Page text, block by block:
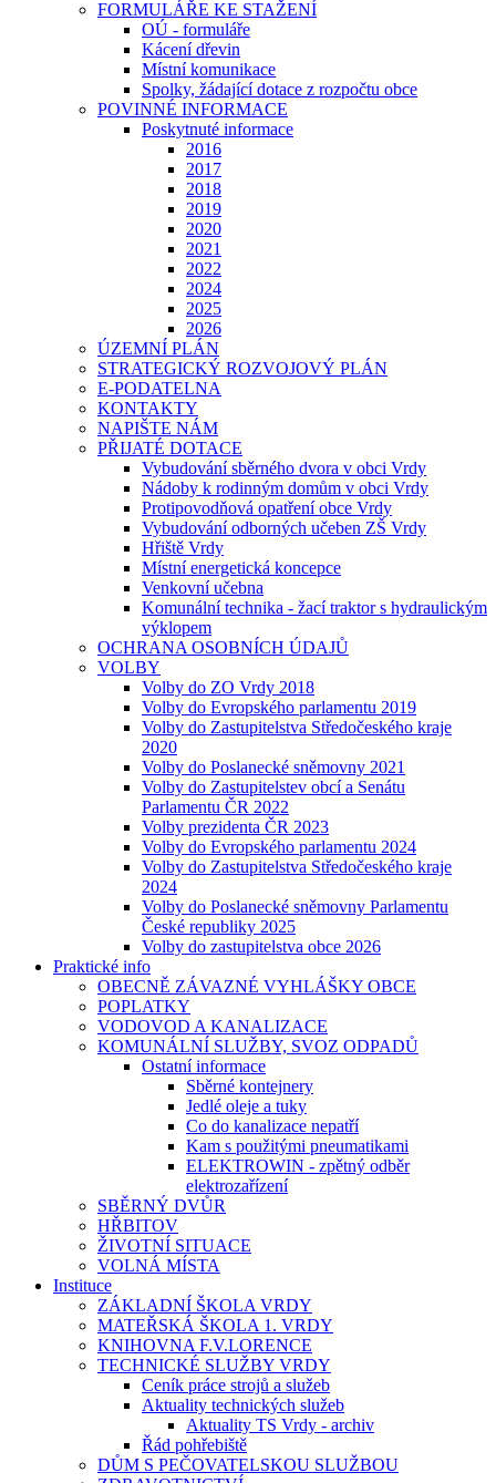
FORMULÁŘE KE STAŽENÍ
OÚ - formuláře
Kácení dřevin
Místní komunikace
Spolky, žádající dotace z rozpočtu obce
POVINNÉ INFORMACE
Poskytnuté informace
2016
2017
2018
2019
2020
2021
2022
2024
2025
2026
ÚZEMNÍ PLÁN
STRATEGICKÝ ROZVOJOVÝ PLÁN
E-PODATELNA
KONTAKTY
NAPIŠTE NÁM
PŘIJATÉ DOTACE
Vybudování sběrného dvora v obci Vrdy
Nádoby k rodinným domům v obci Vrdy
Protipovodňová opatření obce Vrdy
Vybudování odborných učeben ZŠ Vrdy
Hřiště Vrdy
Místní energetická koncepce
Venkovní učebna
Komunální technika - žací traktor s hydraulickým
výklopem
OCHRANA OSOBNÍCH ÚDAJŮ
VOLBY
Volby do ZO Vrdy 2018
Volby do Evropského parlamentu 2019
Volby do Zastupitelstva Středočeského kraje
2020
Volby do Poslanecké sněmovny 2021
Volby do Zastupitelstev obcí a Senátu
Parlamentu ČR 2022
Volby prezidenta ČR 2023
Volby do Evropského parlamentu 2024
Volby do Zastupitelstva Středočeského kraje
2024
Volby do Poslanecké sněmovny Parlamentu
České republiky 2025
Volby do zastupitelstva obce 2026
Praktické info
OBECNĚ ZÁVAZNÉ VYHLÁŠKY OBCE
POPLATKY
VODOVOD A KANALIZACE
KOMUNÁLNÍ SLUŽBY, SVOZ ODPADŮ
Ostatní informace
Sběrné kontejnery
Jedlé oleje a tuky
Co do kanalizace nepatří
Kam s použitými pneumatikami
ELEKTROWIN - zpětný odběr
elektrozařízení
SBĚRNÝ DVŮR
HŘBITOV
ŽIVOTNÍ SITUACE
VOLNÁ MÍSTA
Instituce
ZÁKLADNÍ ŠKOLA VRDY
MATEŘSKÁ ŠKOLA 1. VRDY
KNIHOVNA F.V.LORENCE
TECHNICKÉ SLUŽBY VRDY
Ceník práce strojů a služeb
Aktuality technických služeb
Aktuality TS Vrdy - archiv
Řád pohřebiště
DŮM S PEČOVATELSKOU SLUŽBOU